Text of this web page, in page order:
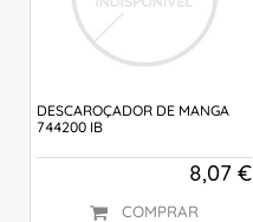
DESCAROÇADOR DE MANGA
744200 IB
8,07 €
COMPRAR